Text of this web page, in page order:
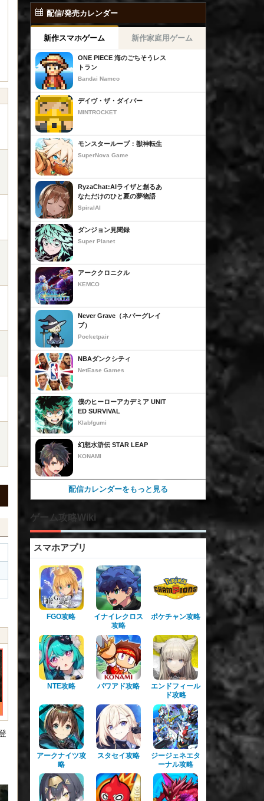
配信/発売カレンダー
新作スマホゲーム 新作家庭用ゲーム
ONE PIECE 海のごちそうレス
トラン
Bandai Namco
デイヴ・ザ・ダイバー
MINTROCKET
モンスターループ：獣神転生
SuperNova Game
RyzaChat:AIライザと創るあ
なただけのひと夏の夢物語
SpiralAI
ダンジョン見聞録
Super Planet
アーククロニクル
KEMCO
Never Grave（ネバーグレイ
ブ）
Pocketpair
NBAダンクシティ
NetEase Games
僕のヒーローアカデミア UNIT
ED SURVIVAL
Klab/gumi
幻想水滸伝 STAR LEAP
KONAMI
配信カレンダーをもっと見る
ゲーム攻略Wiki
スマホアプリ
FGO攻略
イナイレクロス
攻略
ポケチャン攻略
NTE攻略 パワアド攻略
エンドフィール
ド攻略
アークナイツ攻
略
スタセイ攻略
ジージェネエタ
ーナル攻略